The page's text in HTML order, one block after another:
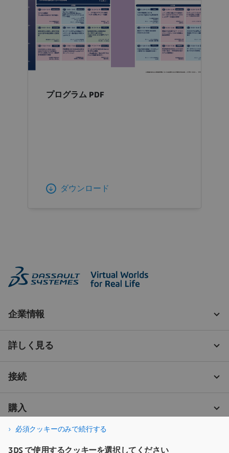
プログラム PDF
ダウンロード
必須クッキーのみで続行する
3DS で使用するクッキーを選択してください